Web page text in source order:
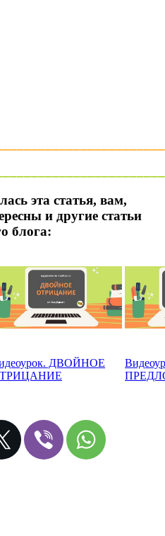
эта статья, вам,
и другие статьи
блога:
ДВОЙНОЕ